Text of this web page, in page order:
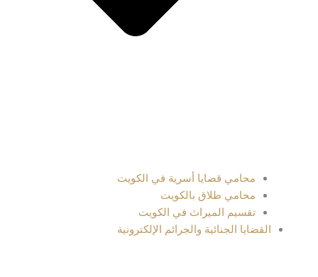
محامي قضايا أسرية في الكويت
محامي طلاق بالكويت
تقسيم الميراث في الكويت
القضايا الجنائية والجرائم الإلكترونية